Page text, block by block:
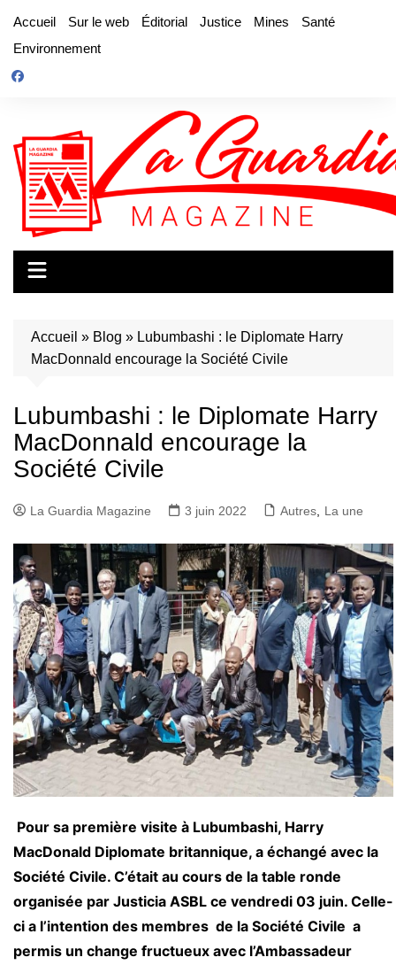
contenu
Accueil Sur le web Éditorial Justice Mines
Santé
Environnement
Accueil » Blog » Lubumbashi : le Diplomate Harry
MacDonnald encourage la Société Civile
Lubumbashi : le Diplomate Harry
MacDonnald encourage la
Société Civile
La Guardia Magazine 3 juin 2022 Autres La une
Pour sa première visite à Lubumbashi, Harry
MacDonald Diplomate britannique, a échangé avec la
Société Civile. C’était au cours de la table ronde
organisée par Justicia ASBL ce vendredi 03 juin. Celle-
ci a l’intention des membres de la Société Civile a
permis un change fructueux avec l’Ambassadeur